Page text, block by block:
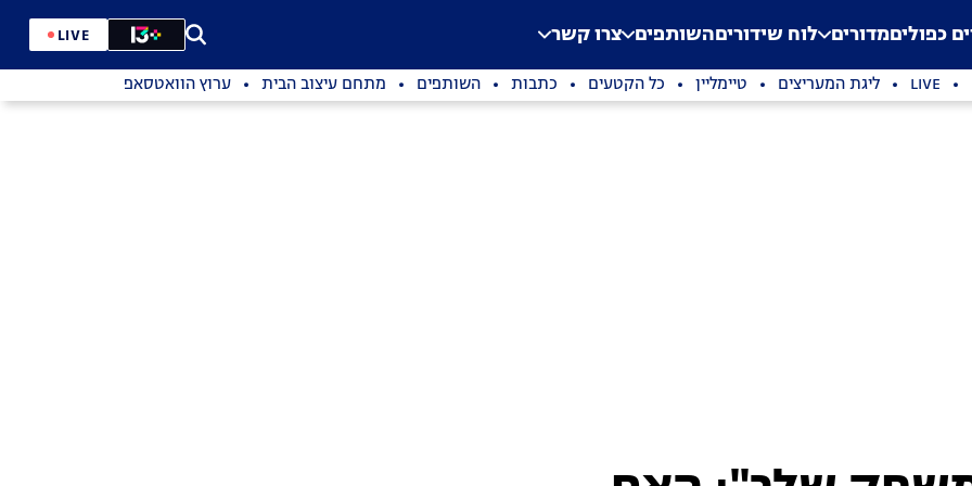
Application error: a
. כפוליםמדורים לוח שידוריםהשותפים צרו קשר LIVE
LIVE ליגת המעריצים טיימליין כל הקטעים כתבות השותפים מתחם עיצוב הבית ערוץ הוואטסאפ